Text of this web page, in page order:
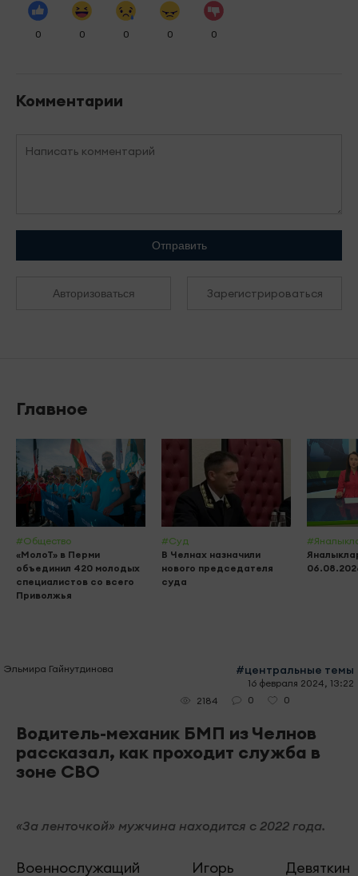
0 0 0 0 0
Комментарии
Отправить
Авторизоваться Зарегистрироваться
Главное
#Общество
«МолоТ» в Перми
объединил 420 молодых
специалистов со всего
Приволжья
#Суд
В Челнах назначили
нового председателя
суда
Эльмира Гайнутдинова #центральные темы
16 февраля 2024, 13:22
2184
0 0
Водитель-механик БМП из Челнов
рассказал, как проходит служба в
зоне СВО
«За ленточкой» мужчина находится с 2022 года.
Военнослужащий Игорь Девяткин